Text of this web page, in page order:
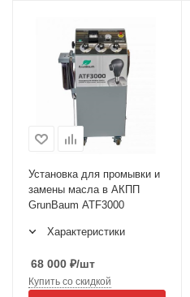
Установка для промывки и
замены масла в АКПП
GrunBaum ATF3000
Характеристики
68 000 ₽/шт
Купить со скидкой